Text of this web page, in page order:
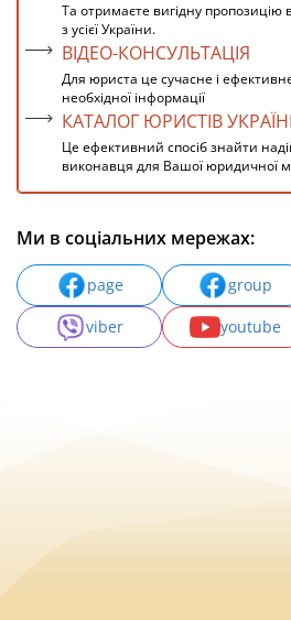
Та отримаєте вигідну пропозицію
з усієї України.
ВІДЕО-КОНСУЛЬТАЦІЯ
Для юриста це сучасне і
необхідної інформації
КАТАЛОГ ЮРИСТІВ
Це ефективний спосіб знайти
виконавця для Вашої юридичної
Ми в соціальних мережах:
page group
viber
youtube